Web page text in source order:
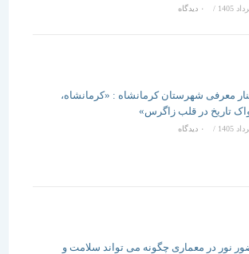
/ ۰ دیدگاه
شهرستان کرمانشاه : «کرمانشاه،
در قلب زاگرس»
/ ۰ دیدگاه
در معماری چگونه می تواند سلامت و